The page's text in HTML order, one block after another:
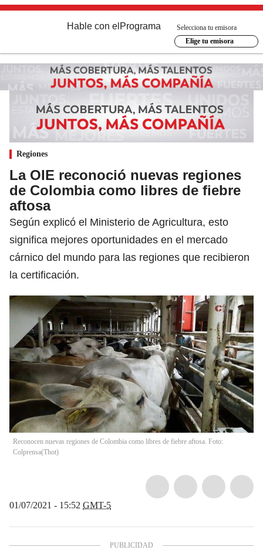
Hable con el Programa
Selecciona tu emisora
Elige tu emisora
Regiones
La OIE reconoció nuevas regiones
de Colombia como libres de fiebre
aftosa
Según explicó el Ministerio de Agricultura, esto
significa mejores oportunidades en el mercado
cárnico del mundo para las regiones que recibieron
la certificación.
Reconocen nuevas regiones de Colombia como libres de fiebre aftosa. Foto:
Colprensa(Thot)
01/07/2021 - 15:52 GMT-5